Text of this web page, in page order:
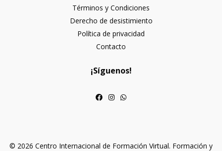
Términos y Condiciones
Derecho de desistimiento
Política de privacidad
Contacto
¡Síguenos!
© 2026 Centro Internacional de Formación Virtual. Formación y